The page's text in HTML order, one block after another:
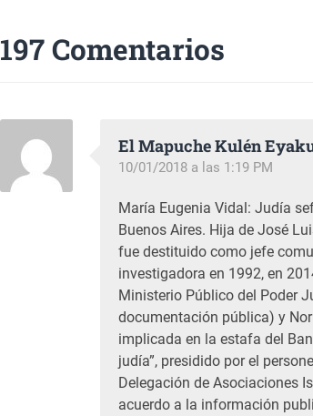
197 Comentarios
El Mapuche Kulén
10/01/2018 a las 1:19 PM
María Eugenia Vidal: Judía
Buenos Aires. Hija de José
fue destituido como jefe
investigadora en 1992, en
Ministerio Público del Poder
documentación pública) y
implicada en la estafa del
judía”, presidido por el
Delegación de Asociaciones
acuerdo a la información